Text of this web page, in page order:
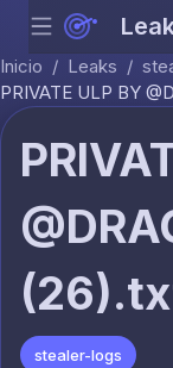
Menu
Inicio / Leaks /
PRIVATE ULP BY
stealer-logs